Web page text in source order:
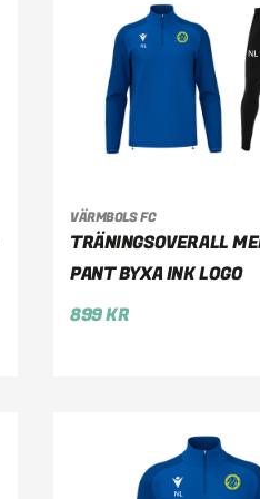
VÄRMBOLS FC
TRÄNINGSOVERALL
PANT BYXA INK LOGO
899KR
VÄLJ ALTERNATIV